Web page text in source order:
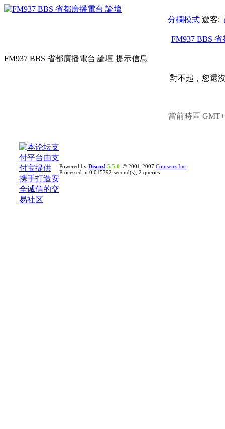
分欄模式 遊客:
FM937 BBS
FM937 BBS 省都廣播電台 論壇 提示信息
對不起，您還
當前時區
Powered by Discuz! 5.5.0 © 2001-2007 Comsenz Inc.
Processed in 0.015792 second(s), 2 queries